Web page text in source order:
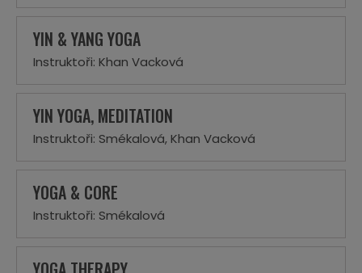
YIN & YANG YOGA
Instruktoři: Khan Vacková
YIN YOGA, MEDITATION
Instruktoři: Smékalová, Khan Vacková
YOGA & CORE
Instruktoři: Smékalová